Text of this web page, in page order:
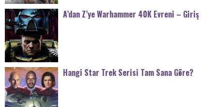
A’dan Z’ye Warhammer 40K Evreni – Giriş
Hangi Star Trek Serisi Tam Sana Göre?